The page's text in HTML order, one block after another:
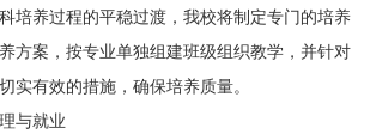
养过程的平稳过渡，我校将制定专门的培养
方案，按专业单独组建班级组织教学，并针对
实有效的措施，确保培养质量。
与就业